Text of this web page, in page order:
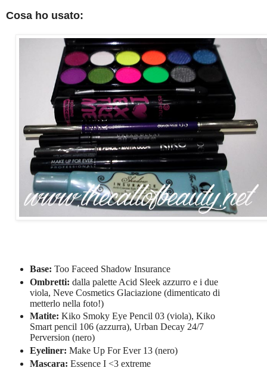
Cosa ho usato:
Base: Too Faceed Shadow Insurance
Ombretti: dalla palette Acid Sleek azzurro e i due
viola, Neve Cosmetics Glaciazione (dimenticato di
metterlo nella foto!)
Matite: Kiko Smoky Eye Pencil 03 (viola), Kiko
Smart pencil 106 (azzurra), Urban Decay 24/7
Perversion (nero)
Eyeliner: Make Up For Ever 13 (nero)
Mascara: Essence I <3 extreme